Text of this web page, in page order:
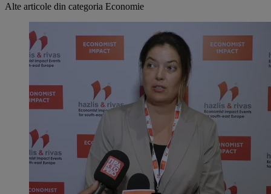
Alte articole din categoria Economie